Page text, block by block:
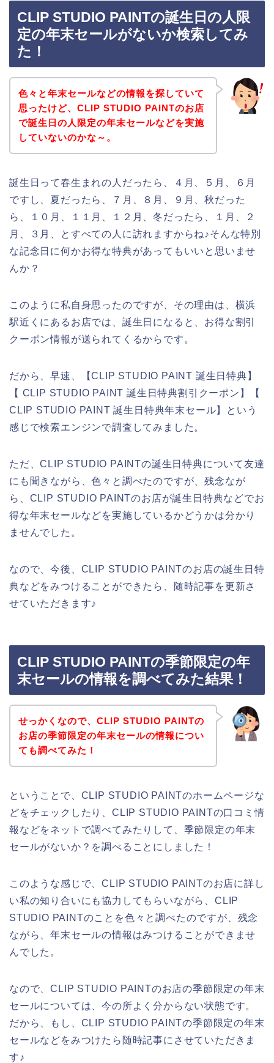
CLIP STUDIO PAINTの誕生日の人限
定の年末セールがないか検索してみ
た！
色々と年末セールなどの情報を探していて
思ったけど、CLIP STUDIO PAINTのお店
で誕生日の人限定の年末セールなどを実施
していないのかな～。
誕生日って春生まれの人だったら、４月、５月、６月
ですし、夏だったら、７月、８月、９月、秋だった
ら、１０月、１１月、１２月、冬だったら、１月、２
月、３月、とすべての人に訪れますからね♪そんな特別
な記念日に何かお得な特典があってもいいと思いませ
んか？
このように私自身思ったのですが、その理由は、横浜
駅近くにあるお店では、誕生日になると、お得な割引
クーポン情報が送られてくるからです。
だから、早速、【CLIP STUDIO PAINT 誕生日特典】
【 CLIP STUDIO PAINT 誕生日特典割引クーポン】【
CLIP STUDIO PAINT 誕生日特典年末セール】という
感じで検索エンジンで調査してみました。
ただ、CLIP STUDIO PAINTの誕生日特典について友達
にも聞きながら、色々と調べたのですが、残念なが
ら、CLIP STUDIO PAINTのお店が誕生日特典などでお
得な年末セールなどを実施しているかどうかは分かり
ませんでした。
なので、今後、CLIP STUDIO PAINTのお店の誕生日特
典などをみつけることができたら、随時記事を更新さ
せていただきます♪
CLIP STUDIO PAINTの季節限定の年
末セールの情報を調べてみた結果！
せっかくなので、CLIP STUDIO PAINTの
お店の季節限定の年末セールの情報につい
ても調べてみた！
ということで、CLIP STUDIO PAINTのホームページな
どをチェックしたり、CLIP STUDIO PAINTの口コミ情
報などをネットで調べてみたりして、季節限定の年末
セールがないか？を調べることにしました！
このような感じで、CLIP STUDIO PAINTのお店に詳し
い私の知り合いにも協力してもらいながら、CLIP
STUDIO PAINTのことを色々と調べたのですが、残念
ながら、年末セールの情報はみつけることができませ
んでした。
なので、CLIP STUDIO PAINTのお店の季節限定の年末
セールについては、今の所よく分からない状態です。
だから、もし、CLIP STUDIO PAINTの季節限定の年末
セールなどをみつけたら随時記事にさせていただきま
す♪